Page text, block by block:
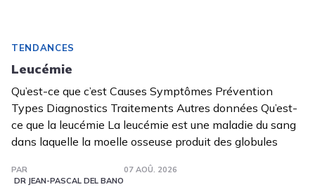
TENDANCES
Leucémie
Qu’est-ce que c’est Causes Symptômes Prévention
Types Diagnostics Traitements Autres données Qu’est-
ce que la leucémie La leucémie est une maladie du sang
dans laquelle la moelle osseuse produit des globules
PAR
DR JEAN-PASCAL DEL BANO
07 AOÛ. 2026